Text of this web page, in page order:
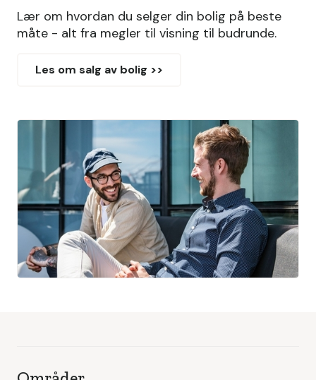
Lær om hvordan du selger din bolig på beste
måte - alt fra megler til visning til budrunde.
Les om salg av bolig >>